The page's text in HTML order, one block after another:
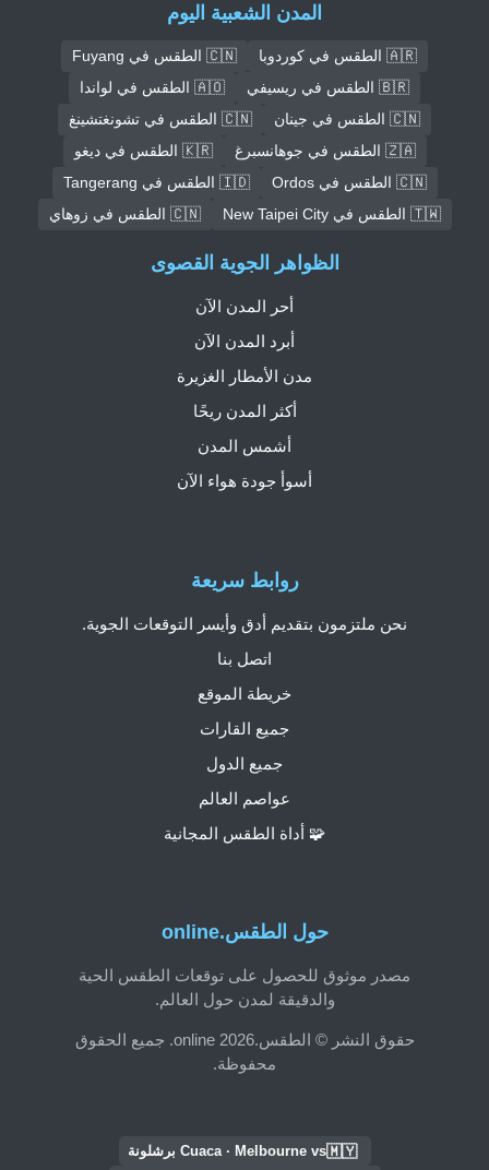
المدن الشعبية اليوم
🇦🇷 الطقس في كوردوبا
🇨🇳 الطقس في Fuyang
🇧🇷 الطقس في ريسيفي
🇦🇴 الطقس في لواندا
🇨🇳 الطقس في جينان
🇨🇳 الطقس في تشونغتشينغ
🇿🇦 الطقس في جوهانسبرغ
🇰🇷 الطقس في ديغو
🇨🇳 الطقس في Ordos
🇮🇩 الطقس في Tangerang
🇹🇼 الطقس في New Taipei City
🇨🇳 الطقس في زوهاي
حول الطقس.online
مصدر موثوق للحصول على توقعات الطقس الحية
والدقيقة لمدن حول العالم.
حقوق النشر © الطقس.online 2026. جميع الحقوق
محفوظة.
روابط سريعة
نحن ملتزمون بتقديم أدق وأيسر التوقعات الجوية.
اتصل بنا
خريطة الموقع
جميع القارات
جميع الدول
عواصم العالم
🧩 أداة الطقس المجانية
الظواهر الجوية القصوى
أحر المدن الآن
أبرد المدن الآن
مدن الأمطار الغزيرة
أكثر المدن ريحًا
أشمس المدن
أسوأ جودة هواء الآن
🇲🇾Cuaca · Melbourne vs برشلونة